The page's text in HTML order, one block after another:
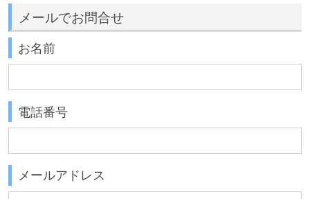
メールでお問合せ
お名前
電話番号
メールアドレス